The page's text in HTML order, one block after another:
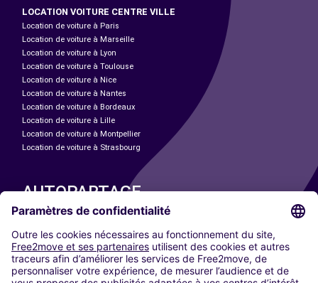
LOCATION VOITURE CENTRE VILLE
Location de voiture à Paris
Location de voiture à Marseille
Location de voiture à Lyon
Location de voiture à Toulouse
Location de voiture à Nice
Location de voiture à Nantes
Location de voiture à Bordeaux
Location de voiture à Lille
Location de voiture à Montpellier
Location de voiture à Strasbourg
AUTOPARTAGE
Paris
Madrid
Washington DC
Milan